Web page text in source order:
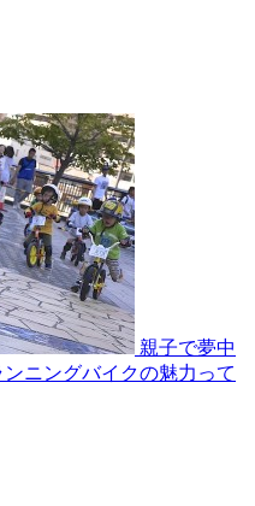
親子で夢中
ニングバイクの魅力って